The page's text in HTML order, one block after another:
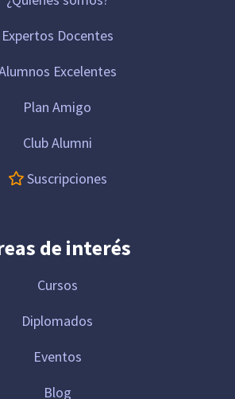
Expertos Docentes
Excelentes
Plan Amigo
Club Alumni
Suscripciones
de interés
Cursos
Diplomados
Eventos
Blog